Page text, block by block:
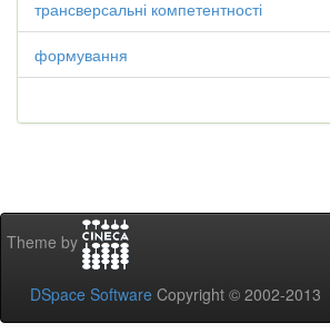
трансверсальні компетентності
формування
Theme by
DSpace Software Copyright © 2002-2013